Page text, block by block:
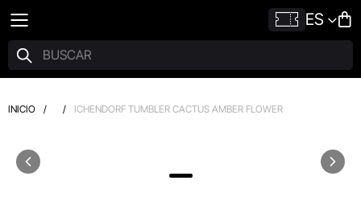
ES
INICIO / / ICHENDORF TUMBLER CACTUS AMBER FLOWER